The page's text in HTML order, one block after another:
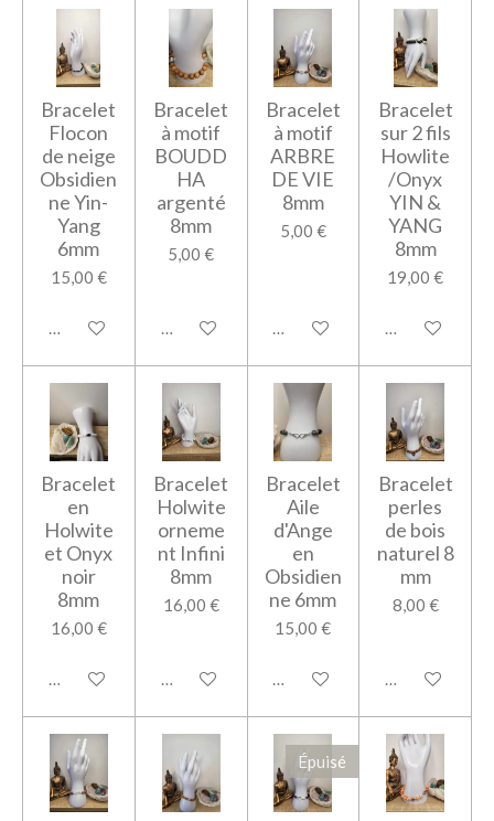
Bracelet
Flocon
de neige
Obsidien
ne Yin-
Yang
6mm
15,00 €
Ajouter au panier
Bracelet
à motif
BOUDD
HA
argenté
8mm
5,00 €
Ajouter au panier
Bracelet
à motif
ARBRE
DE VIE
8mm
5,00 €
Ajouter au panier
Bracelet
sur 2 fils
Howlite
/Onyx
YIN &
YANG
8mm
19,00 €
Ajouter au
Bracelet
en
Holwite
et Onyx
noir
8mm
16,00 €
Ajouter au panier
Bracelet
Holwite
orneme
nt Infini
8mm
16,00 €
Ajouter au panier
Bracelet
Aile
d'Ange
en
Obsidien
ne 6mm
15,00 €
Ajouter au panier
Bracelet
perles
de bois
naturel 8
mm
8,00 €
Ajouter au
Épuisé